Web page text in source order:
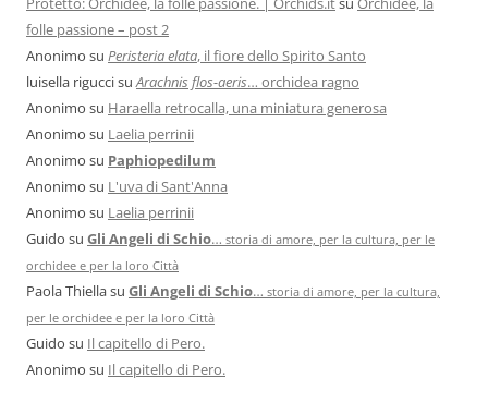
folle passione – post 2
Anonimo su Peristeria elata, il fiore dello Spirito Santo
luisella riguccisu Arachnis flos-aeris… orchidea ragno
Anonimo su Haraella retrocalla, una miniatura generosa
Anonimo su Laelia perrinii
Anonimo su Paphiopedilum
Anonimo su L'uva di Sant'Anna
Anonimo su Laelia perrinii
Guido su Gli Angeli di Schio… storia di amore, per la cultura, per le
orchidee e per la loro Città
Paola Thiellasu Gli Angeli di Schio… storia di amore, per la cultura,
per le orchidee e per la loro Città
Guido su Il capitello di Pero.
Anonimo su Il capitello di Pero.